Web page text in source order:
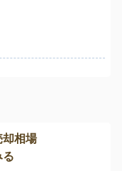
却相場
る